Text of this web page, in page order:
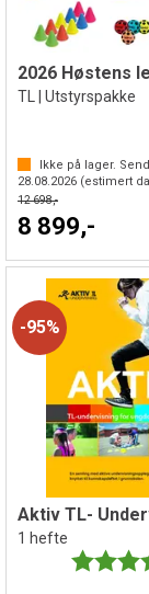
TL | Utstyrspakke
Ikke på lager.
28.08.2026 (estimert
12 698,-
8 899,-
95%
1 hefte
Karakter: